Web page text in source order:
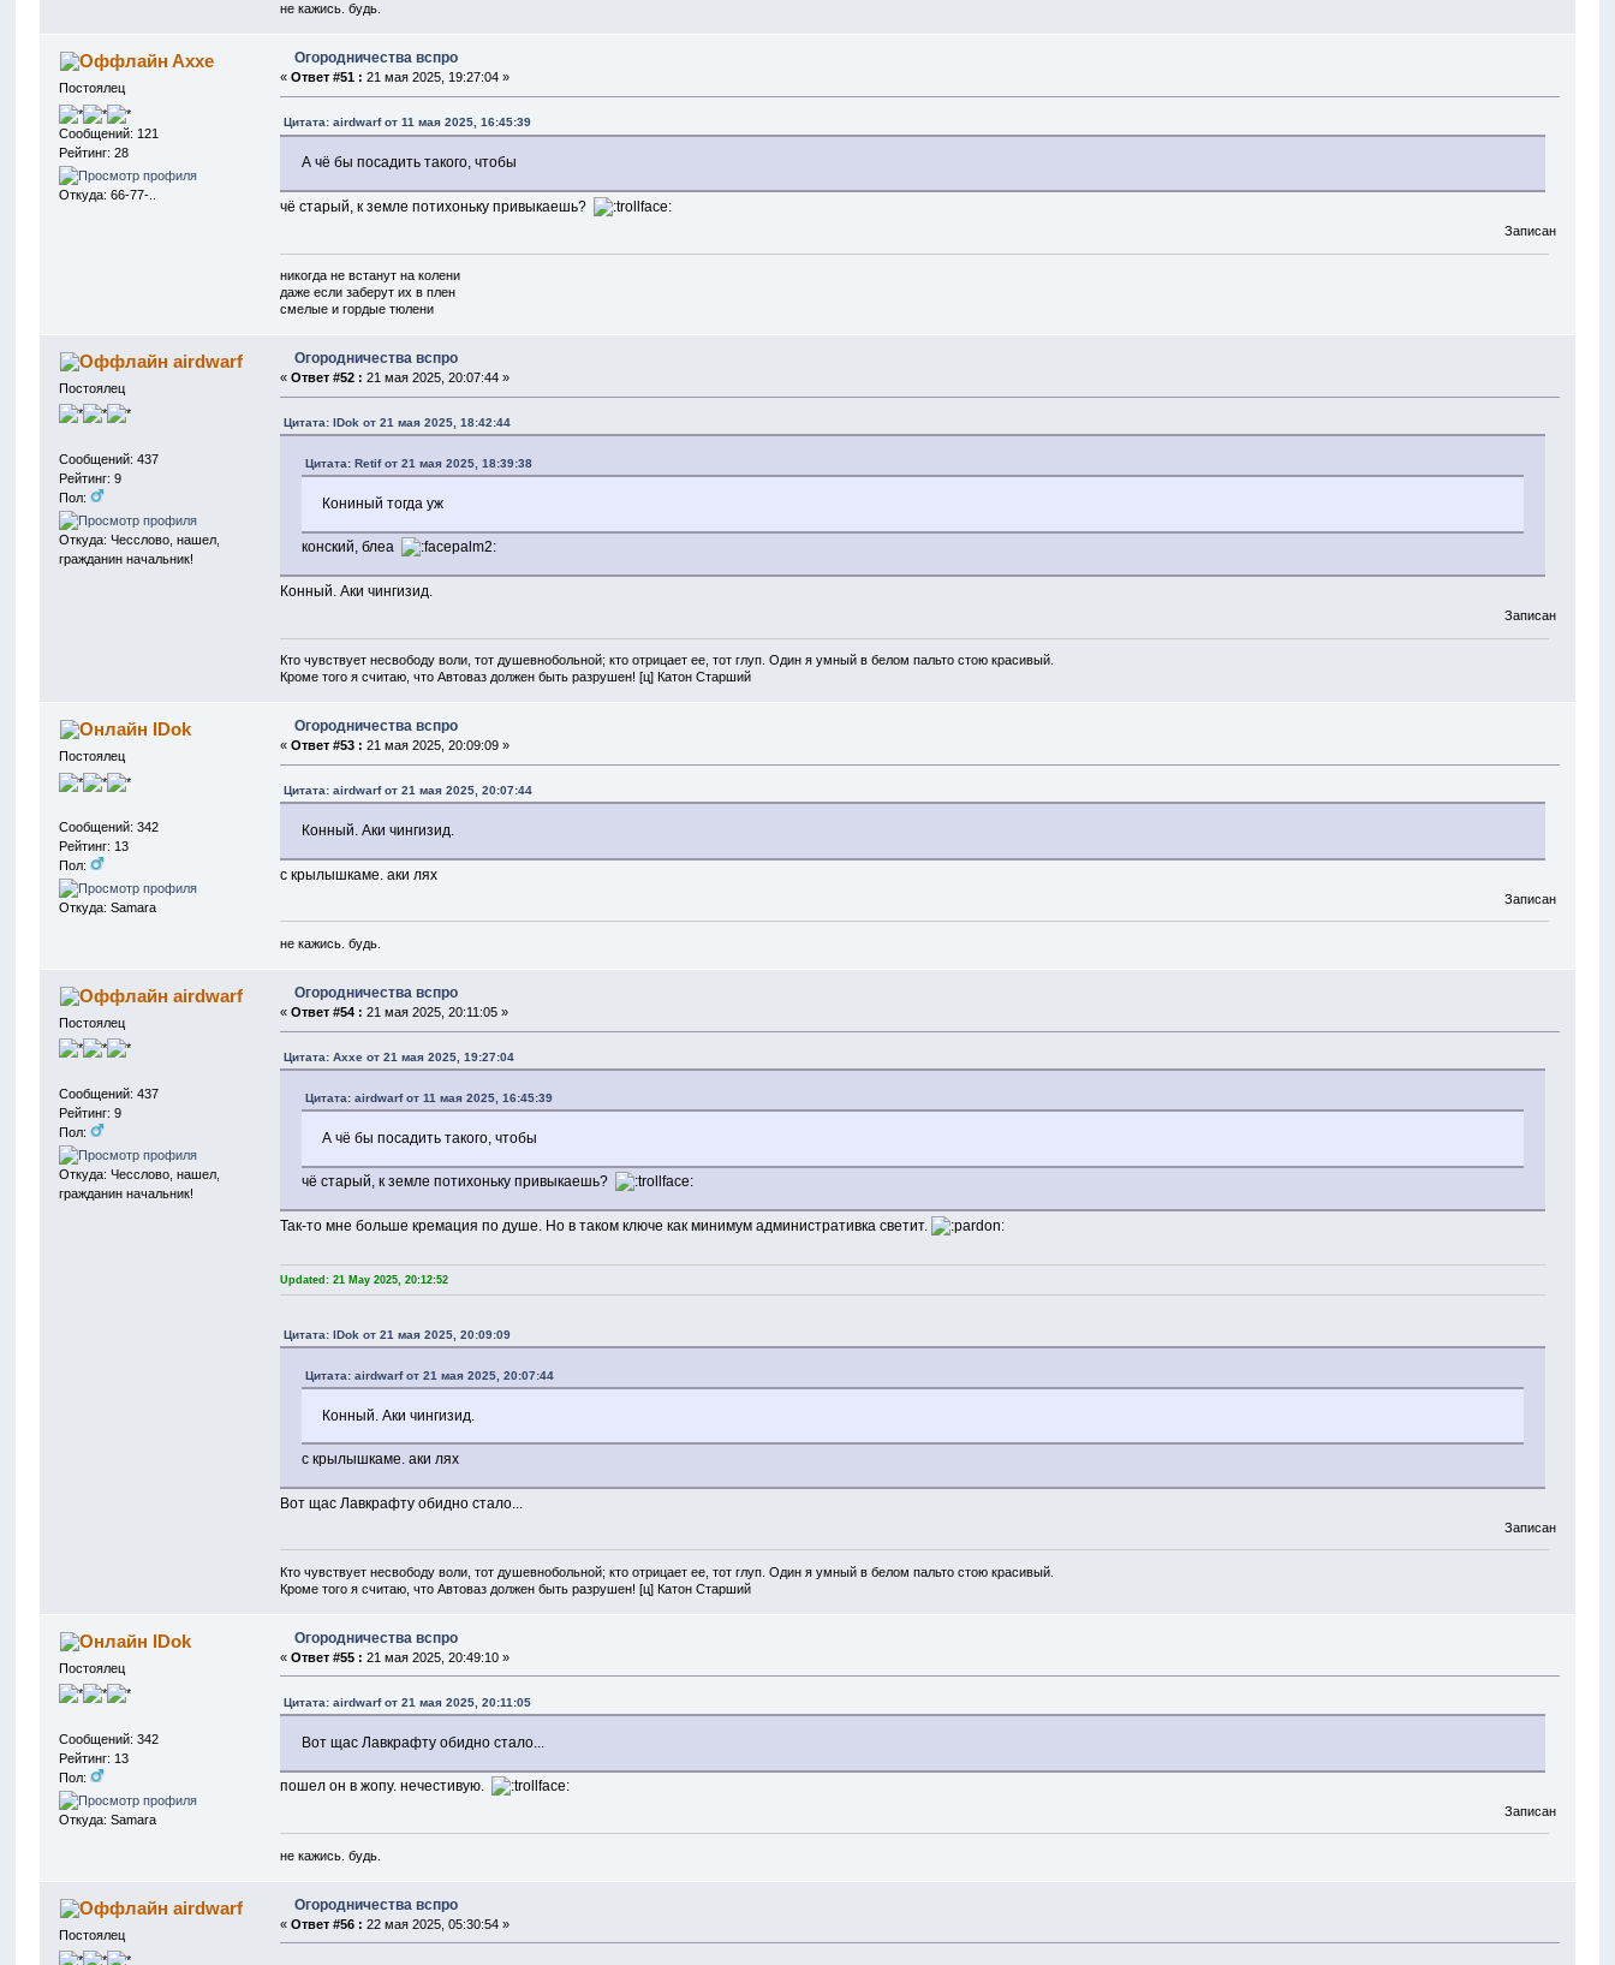
не кажись. будь.
Axxe
Постоялец
Сообщений: 121
Рейтинг: 28
Откуда: 66-77-..
Огородничества вспро
«Ответ #51 : 21 мая 2025, 19:27:04 »
Цитата: airdwarf от 11 мая 2025, 16:45:39
А чё бы посадить такого, чтобы
чё старый, к земле потихоньку привыкаешь?
Записан
никогда не встанут на колени
даже если заберут их в плен
смелые и гордые тюлени
airdwarf
Постоялец
Сообщений: 437
Рейтинг: 9
Пол:
Откуда: Чесслово, нашел,
гражданин начальник!
Огородничества вспро
«Ответ #52 : 21 мая 2025, 20:07:44 »
Цитата: IDok от 21 мая 2025, 18:42:44
Цитата: Retif от 21 мая 2025, 18:39:38
Кониный тогда уж
конский, блеа
Конный. Аки чингизид.
Записан
Кто чувствует несвободу воли, тот душевнобольной; кто отрицает ее, тот глуп. Один я умный в белом пальто стою красивый.
Кроме того я считаю, что Автоваз должен быть разрушен! [ц] Катон Старший
IDok
Постоялец
Сообщений: 342
Рейтинг: 13
Пол:
Откуда: Samara
Огородничества вспро
«Ответ #53 : 21 мая 2025, 20:09:09 »
Цитата: airdwarf от 21 мая 2025, 20:07:44
Конный. Аки чингизид.
с крылышкаме. аки лях
Записан
не кажись. будь.
airdwarf
Постоялец
Сообщений: 437
Рейтинг: 9
Пол:
Откуда: Чесслово, нашел,
гражданин начальник!
Огородничества вспро
«Ответ #54 : 21 мая 2025, 20:11:05 »
Цитата: Axxe от 21 мая 2025, 19:27:04
Цитата: airdwarf от 11 мая 2025, 16:45:39
А чё бы посадить такого, чтобы
чё старый, к земле потихоньку привыкаешь?
Так-то мне больше кремация по душе. Но в таком ключе как минимум административка светит.
Updated: 21 May 2025, 20:12:52
Цитата: IDok от 21 мая 2025, 20:09:09
Цитата: airdwarf от 21 мая 2025, 20:07:44
Конный. Аки чингизид.
с крылышкаме. аки лях
Вот щас Лавкрафту обидно стало...
Записан
Кто чувствует несвободу воли, тот душевнобольной; кто отрицает ее, тот глуп. Один я умный в белом пальто стою красивый.
Кроме того я считаю, что Автоваз должен быть разрушен! [ц] Катон Старший
IDok
Постоялец
Сообщений: 342
Рейтинг: 13
Пол:
Откуда: Samara
Огородничества вспро
«Ответ #55 : 21 мая 2025, 20:49:10 »
Цитата: airdwarf от 21 мая 2025, 20:11:05
Вот щас Лавкрафту обидно стало...
пошел он в жопу. нечестивую.
Записан
не кажись. будь.
airdwarf
Постоялец
Огородничества вспро
«Ответ #56 : 22 мая 2025, 05:30:54 »